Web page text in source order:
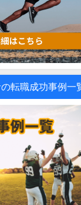
転職成功事例一